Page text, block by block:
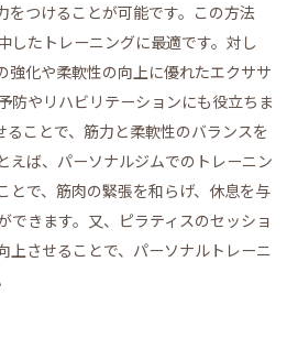
をつけることが可能です。この方法
したトレーニングに最適です。対し
強化や柔軟性の向上に優れたエクササ
防やリハビリテーションにも役立ちま
ることで、筋力と柔軟性のバランスを
えば、パーソナルジムでのトレーニン
とで、筋肉の緊張を和らげ、休息を与
できます。又、ピラティスのセッショ
上させることで、パーソナルトレーニ